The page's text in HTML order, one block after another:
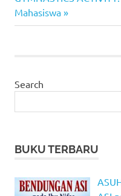
navigation
Post:
Mahasiswa
Search
BUKU TERBARU